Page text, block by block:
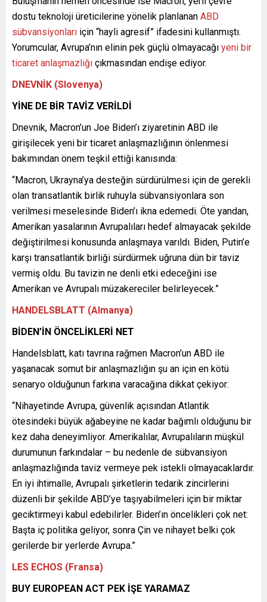
dostu teknoloji üreticilerine yönelik planlanan ABD
sübvansiyonları için “hayli agresif” ifadesini kullanmıştı.
Yorumcular, Avrupa’nın elinin pek güçlü olmayacağı yeni bir
ticaret anlaşmazlığı çıkmasından endişe ediyor.
DNEVNİK (SIovenya)
YİNE DE BİR TAVİZ VERİLDİ
Dnevnik, Macron’un Joe Biden’ı ziyaretinin ABD ile
girişilecek yeni bir ticaret anlaşmazlığının önlenmesi
bakımından önem teşkil ettiği kanısında:
“Macron, Ukrayna’ya desteğin sürdürülmesi için de gerekli
olan transatlantik birlik ruhuyla sübvansiyonlara son
verilmesi meselesinde Biden’ı ikna edemedi. Öte yandan,
Amerikan yasalarının Avrupalıları hedef almayacak şekilde
değiştirilmesi konusunda anlaşmaya varıldı. Biden, Putin’e
karşı transatlantik birliği sürdürmek uğruna dün bir taviz
vermiş oldu. Bu tavizin ne denli etki edeceğini ise
Amerikan ve Avrupalı müzakereciler belirleyecek.”
HANDELSBLATT (Almanya)
BİDEN’İN ÖNCELİKLERİ NET
Handelsblatt, katı tavrına rağmen Macron’un ABD ile
yaşanacak somut bir anlaşmazlığın şu an için en kötü
senaryo olduğunun farkına varacağına dikkat çekiyor:
“Nihayetinde Avrupa, güvenlik açısından Atlantik
ötesindeki büyük ağabeyine ne kadar bağımlı olduğunu bir
kez daha deneyimliyor. Amerikalılar, Avrupalıların müşkül
durumunun farkındalar – bu nedenle de sübvansiyon
anlaşmazlığında taviz vermeye pek istekli olmayacaklardır.
En iyi ihtimalle, Avrupalı şirketlerin tedarik zincirlerini
düzenli bir şekilde ABD’ye taşıyabilmeleri için bir miktar
geciktirmeyi kabul edebilirler. Biden’ın öncelikleri çok net:
Başta iç politika geliyor, sonra Çin ve nihayet belki çok
gerilerde bir yerlerde Avrupa.”
LES ECHOS (Fransa)
BUY EUROPEAN ACT PEK İŞE YARAMAZ